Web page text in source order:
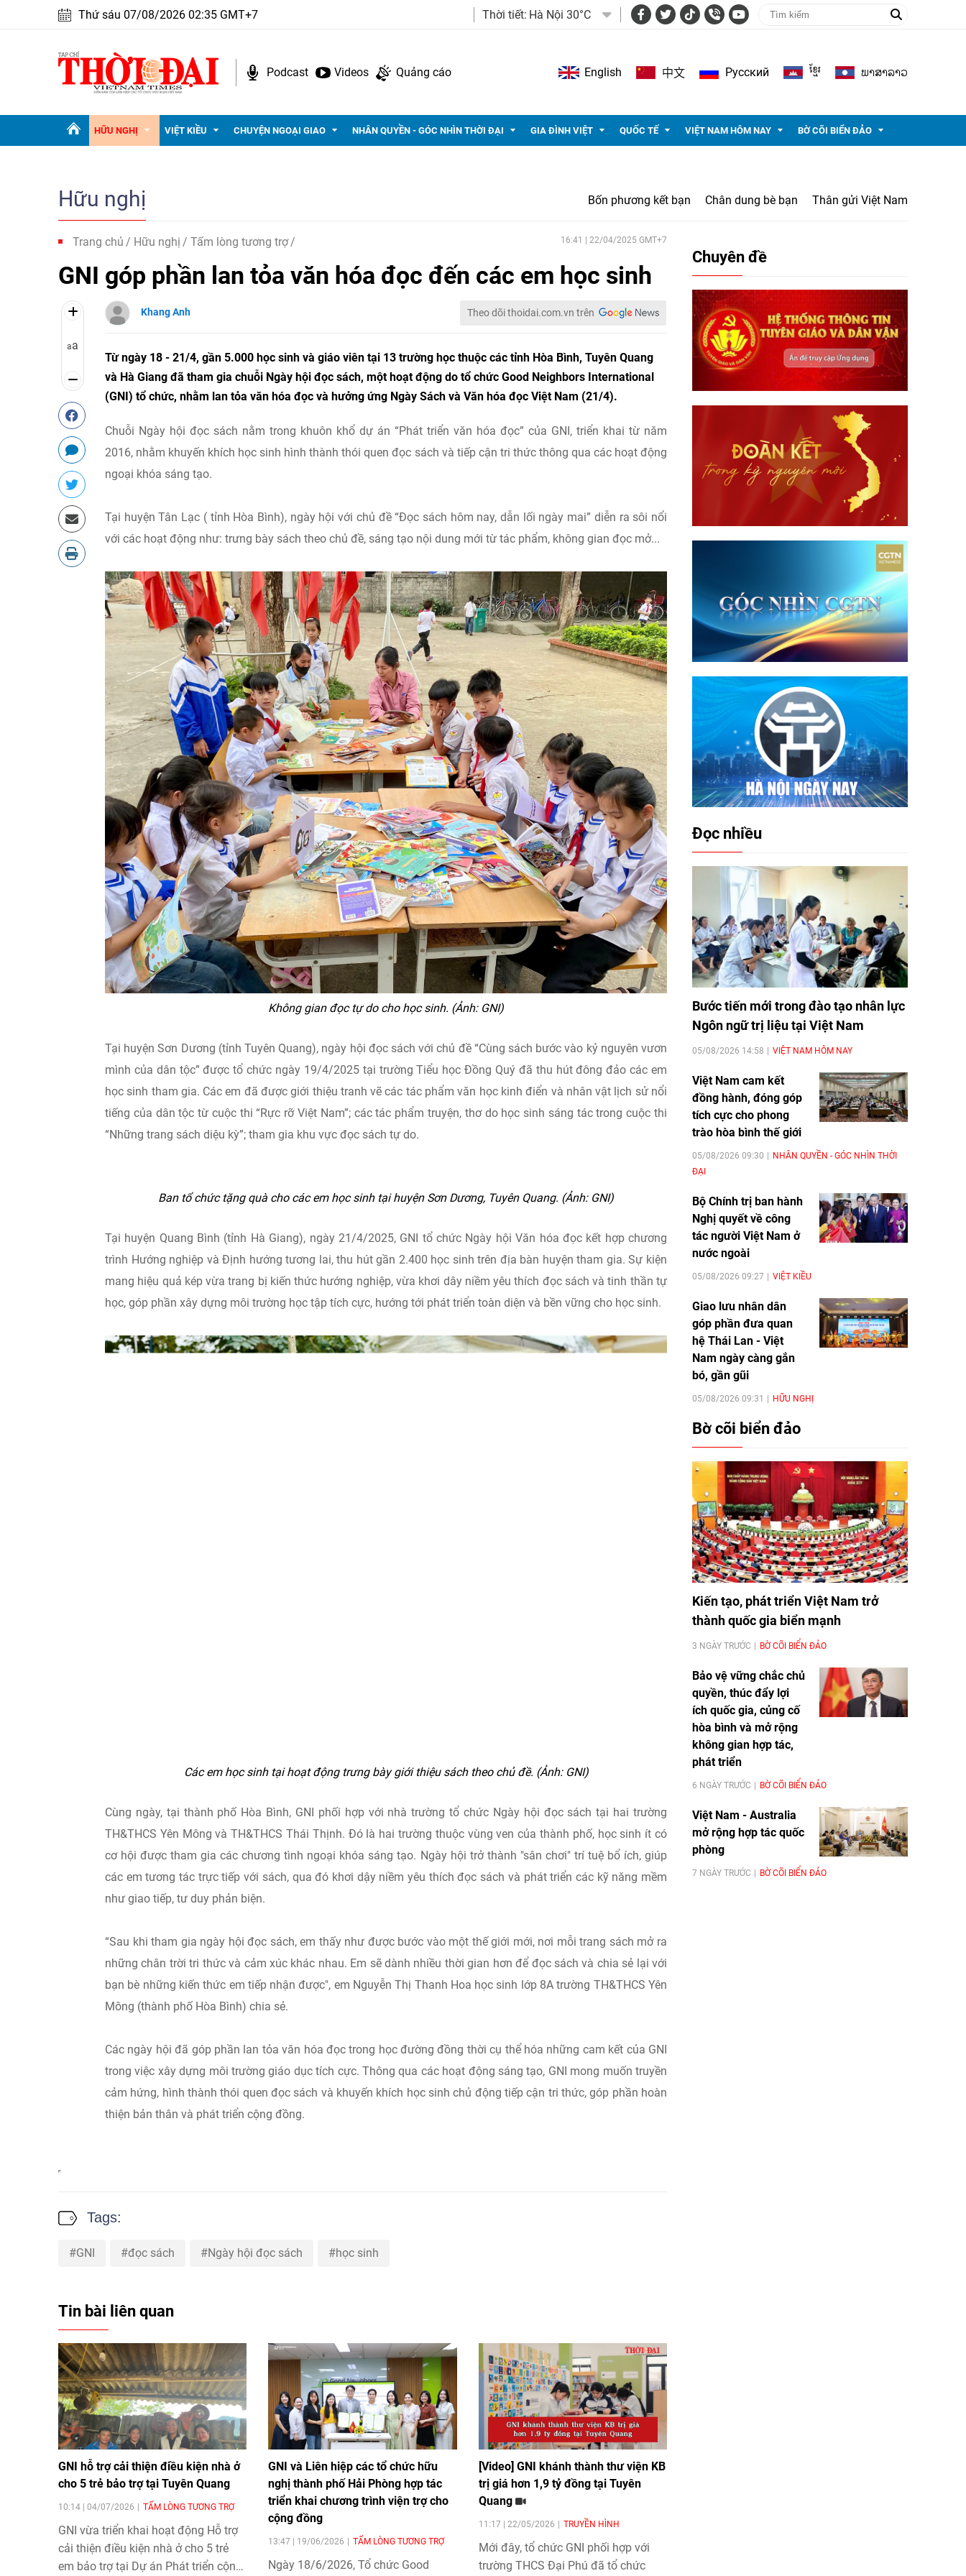
Thứ sáu 07/08/2026 02:35 GMT+7 Thời tiết: Hà Nội 30°C
Podcast Videos Quảng cáo English 中文 Pусский ខ្មែរ ພາ​ສາ​ລາວ
HỮU NGHỊ VIỆT KIỀU CHUYỆN NGOẠI GIAO NHÂN QUYỀN - GÓC NHÌN THỜI ĐẠI GIA ĐÌNH VIỆT QUỐC TẾ VIỆT NAM HÔM NAY BỜ CÕI BIỂN ĐẢO
Hữu nghị Bốn phương kết bạn Chân dung bè bạn Thân gửi Việt Nam
Trang chủ Hữu nghị Tấm lòng tương trợ 16:41 | 22/04/2025 GMT+7
GNI góp phần lan tỏa văn hóa đọc đến các em học sinh
aa
Khang Anh Theo dõi thoidai.com.vn trên
Từ ngày 18 - 21/4, gần 5.000 học sinh và giáo viên tại 13 trường học thuộc các tỉnh Hòa Bình, Tuyên Quang
và Hà Giang đã tham gia chuỗi Ngày hội đọc sách, một hoạt động do tổ chức Good Neighbors International
(GNI) tổ chức, nhằm lan tỏa văn hóa đọc và hưởng ứng Ngày Sách và Văn hóa đọc Việt Nam (21/4).
Chuỗi Ngày hội đọc sách nằm trong khuôn khổ dự án “Phát triển văn hóa đọc” của GNI, triển khai từ năm
2016, nhằm khuyến khích học sinh hình thành thói quen đọc sách và tiếp cận tri thức thông qua các hoạt động
ngoại khóa sáng tạo.
Tại huyện Tân Lạc ( tỉnh Hòa Bình), ngày hội với chủ đề “Đọc sách hôm nay, dẫn lối ngày mai” diễn ra sôi nổi
với các hoạt động như: trưng bày sách theo chủ đề, sáng tạo nội dung mới từ tác phẩm, không gian đọc mở...
Không gian đọc tự do cho học sinh. (Ảnh: GNI)
Tại huyện Sơn Dương (tỉnh Tuyên Quang), ngày hội đọc sách với chủ đề “Cùng sách bước vào kỷ nguyên vươn
mình của dân tộc” được tổ chức ngày 19/4/2025 tại trường Tiểu học Đồng Quý đã thu hút đông đảo các em
học sinh tham gia. Các em đã được giới thiệu tranh vẽ các tác phẩm văn học kinh điển và nhân vật lịch sử nổi
tiếng của dân tộc từ cuộc thi “Rực rỡ Việt Nam”; các tác phẩm truyện, thơ do học sinh sáng tác trong cuộc thi
“Những trang sách diệu kỳ”; tham gia khu vực đọc sách tự do.
Ban tổ chức tặng quà cho các em học sinh tại huyện Sơn Dương, Tuyên Quang. (Ảnh: GNI)
Tại huyện Quang Bình (tỉnh Hà Giang), ngày 21/4/2025, GNI tổ chức Ngày hội Văn hóa đọc kết hợp chương
trình Hướng nghiệp và Định hướng tương lai, thu hút gần 2.400 học sinh trên địa bàn huyện tham gia. Sự kiện
mang hiệu quả kép vừa trang bị kiến thức hướng nghiệp, vừa khơi dây niềm yêu thích đọc sách và tinh thần tự
học, góp phần xây dựng môi trường học tập tích cực, hướng tới phát triển toàn diện và bền vững cho học sinh.
Các em học sinh tại hoạt động trưng bày giới thiệu sách theo chủ đề. (Ảnh: GNI)
Cùng ngày, tại thành phố Hòa Bình, GNI phối hợp với nhà trường tổ chức Ngày hội đọc sách tại hai trường
TH&THCS Yên Mông và TH&THCS Thái Thịnh. Đó là hai trường thuộc vùng ven của thành phố, học sinh ít có
cơ hội được tham gia các chương tình ngoại khóa sáng tạo. Ngày hội trở thành "sân chơi" trí tuệ bổ ích, giúp
các em tương tác trực tiếp với sách, qua đó khơi dậy niềm yêu thích đọc sách và phát triển các kỹ năng mềm
như giao tiếp, tư duy phản biện.
“Sau khi tham gia ngày hội đọc sách, em thấy như được bước vào một thế giới mới, nơi mỗi trang sách mở ra
những chân trời tri thức và cảm xúc khác nhau. Em sẽ dành nhiều thời gian hơn để đọc sách và chia sẻ lại với
bạn bè những kiến thức em tiếp nhận được", em Nguyễn Thị Thanh Hoa học sinh lớp 8A trường TH&THCS Yên
Mông (thành phố Hòa Bình) chia sẻ.
Các ngày hội đã góp phần lan tỏa văn hóa đọc trong học đường đồng thời cụ thể hóa những cam kết của GNI
trong việc xây dựng môi trường giáo dục tích cực. Thông qua các hoạt động sáng tạo, GNI mong muốn truyền
cảm hứng, hình thành thói quen đọc sách và khuyến khích học sinh chủ động tiếp cận tri thức, góp phần hoàn
thiện bản thân và phát triển cộng đồng.
Tags:
GNI đọc sách Ngày hội đọc sách học sinh
Tin bài liên quan
GNI hỗ trợ cải thiện điều kiện nhà ở
cho 5 trẻ bảo trợ tại Tuyên Quang
10:14 | 04/07/2026 TẤM LÒNG TƯƠNG TRỢ
GNI vừa triển khai hoạt động Hỗ trợ
cải thiện điều kiện nhà ở cho 5 trẻ
em bảo trợ tại Dự án Phát triển cộng
GNI và Liên hiệp các tổ chức hữu
nghị thành phố Hải Phòng hợp tác
triển khai chương trình viện trợ cho
cộng đồng
13:47 | 19/06/2026 TẤM LÒNG TƯƠNG TRỢ
Ngày 18/6/2026, Tổ chức Good
[Video] GNI khánh thành thư viện KB
trị giá hơn 1,9 tỷ đồng tại Tuyên
Quang
11:17 | 22/05/2026 TRUYỀN HÌNH
Mới đây, tổ chức GNI phối hợp với
trường THCS Đại Phú đã tổ chức
Chuyên đề
Đọc nhiều
Bước tiến mới trong đào tạo nhân lực
Ngôn ngữ trị liệu tại Việt Nam
05/08/2026 14:58 VIỆT NAM HÔM NAY
Việt Nam cam kết
đồng hành, đóng góp
tích cực cho phong
trào hòa bình thế giới
05/08/2026 09:30
NHÂN QUYỀN - GÓC NHÌN THỜI
ĐẠI
Bộ Chính trị ban hành
Nghị quyết về công
tác người Việt Nam ở
nước ngoài
05/08/2026 09:27 VIỆT KIỀU
Giao lưu nhân dân
góp phần đưa quan
hệ Thái Lan - Việt
Nam ngày càng gắn
bó, gần gũi
05/08/2026 09:31 HỮU NGHỊ
Bờ cõi biển đảo
Kiến tạo, phát triển Việt Nam trở
thành quốc gia biển mạnh
3 NGÀY TRƯỚC BỜ CÕI BIỂN ĐẢO
Bảo vệ vững chắc chủ
quyền, thúc đẩy lợi
ích quốc gia, củng cố
hòa bình và mở rộng
không gian hợp tác,
phát triển
6 NGÀY TRƯỚC BỜ CÕI BIỂN ĐẢO
Việt Nam - Australia
mở rộng hợp tác quốc
phòng
7 NGÀY TRƯỚC BỜ CÕI BIỂN ĐẢO